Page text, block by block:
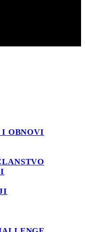
I OBNOVI